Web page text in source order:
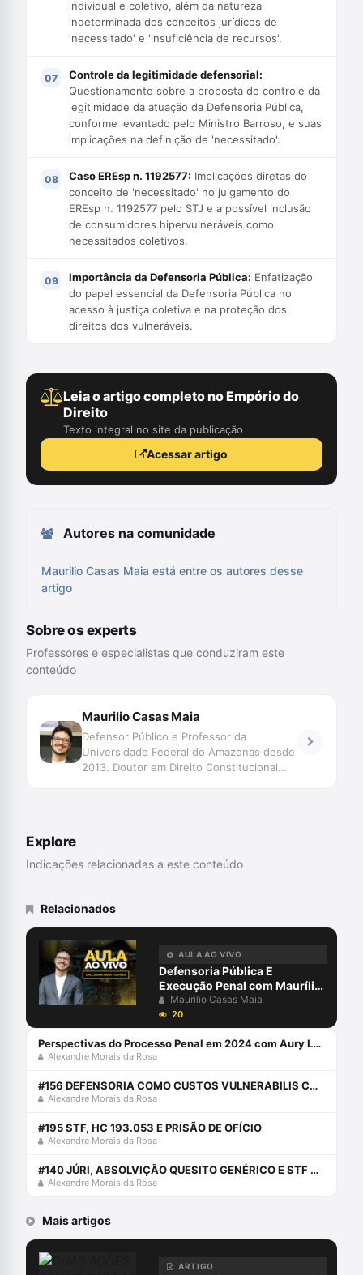
individual e coletivo, além da natureza
indeterminada dos conceitos jurídicos de
'necessitado' e 'insuficiência de recursos'.
Controle da legitimidade defensorial:
Questionamento sobre a proposta de controle da
legitimidade da atuação da Defensoria Pública,
conforme levantado pelo Ministro Barroso, e suas
implicações na definição de 'necessitado'.
Caso EREsp n. 1192577: Implicações diretas do
conceito de 'necessitado' no julgamento do
EREsp n. 1192577 pelo STJ e a possível inclusão
de consumidores hipervulneráveis como
necessitados coletivos.
Importância da Defensoria Pública: Enfatização
do papel essencial da Defensoria Pública no
acesso à justiça coletiva e na proteção dos
direitos dos vulneráveis.
Leia o artigo completo no Empório do
Direito
Texto integral no site da publicação
Acessar artigo
Autores na comunidade
Maurilio Casas Maia está entre os autores desse
artigo
Sobre os experts
Professores e especialistas que conduziram este
conteúdo
Maurilio Casas Maia
Defensor Público e Professor da
Universidade Federal do Amazonas desde
2013. Doutor em Direito Constitucional
Explore
Indicações relacionadas a este conteúdo
Relacionados
AULA AO VIVO
Defensoria Pública E
Execução Penal com Maurílio
Casas Maia
Maurilio Casas Maia
20
Perspectivas do Processo Penal em 2024 com Aury Lopes Jr e Alexandre Morais da Rosa
Alexandre Morais da Rosa
#156 DEFENSORIA COMO CUSTOS VULNERABILIS COM MAURÍLIO CASAS MAIA
Alexandre Morais da Rosa
#195 STF, HC 193.053 E PRISÃO DE OFÍCIO
Alexandre Morais da Rosa
#140 JÚRI, ABSOLVIÇÃO QUESITO GENÉRICO E STF COM AURY
Alexandre Morais da Rosa
Mais artigos
ARTIGO